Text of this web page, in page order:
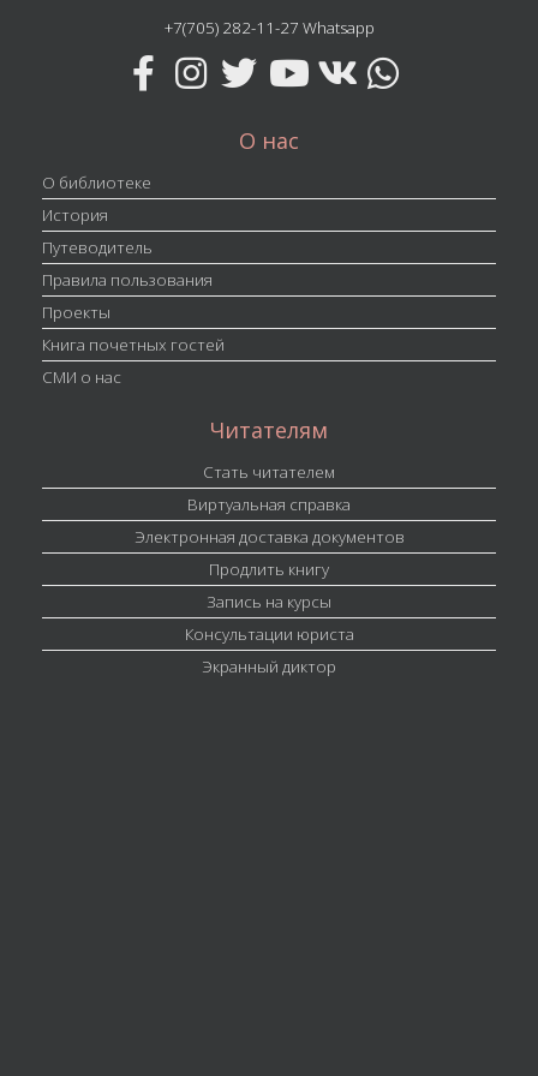
+7(705) 282-11-27 Whatsapp
О нас
О библиотеке
История
Путеводитель
Правила пользования
Проекты
Книга почетных гостей
СМИ о нас
Читателям
Стать читателем
Виртуальная справка
Электронная доставка документов
Продлить книгу
Запись на курсы
Консультации юриста
Экранный диктор